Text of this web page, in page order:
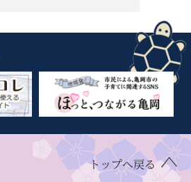
トップへ戻る